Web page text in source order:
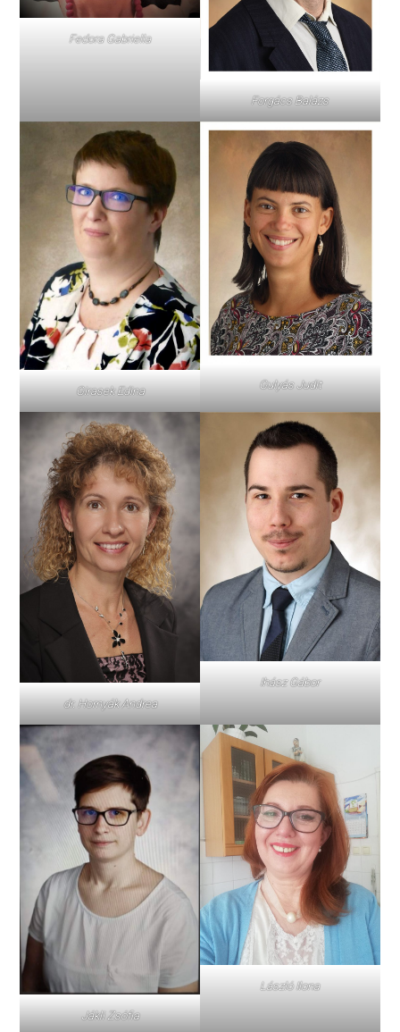
Fedora Gabriella
Forgács Balázs
Girasek Edina Gulyás Judit
dr. Hornyák Andrea
Ihász Gábor
Jákli Zsófia
László Ilona